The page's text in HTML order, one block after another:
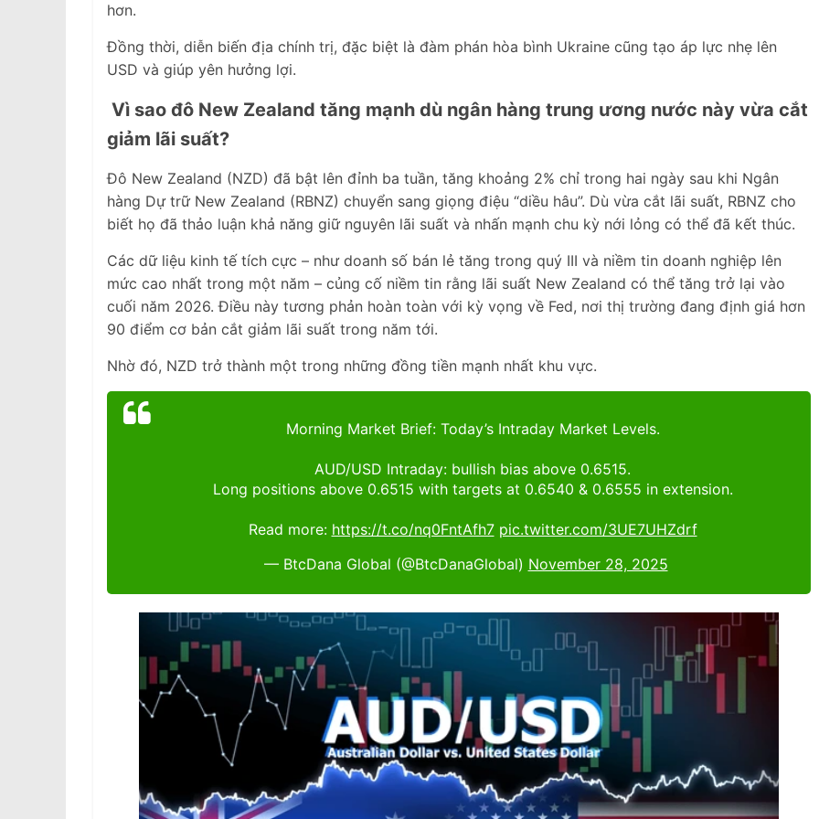
hơn.
Đồng thời, diễn biến địa chính trị, đặc biệt là đàm phán hòa bình Ukraine cũng tạo áp lực nhẹ lên
USD và giúp yên hưởng lợi.
Vì sao đô New Zealand tăng mạnh dù ngân hàng trung ương nước này vừa cắt
giảm lãi suất?
Đô New Zealand (NZD) đã bật lên đỉnh ba tuần, tăng khoảng 2% chỉ trong hai ngày sau khi Ngân
hàng Dự trữ New Zealand (RBNZ) chuyển sang giọng điệu “diều hâu”. Dù vừa cắt lãi suất, RBNZ cho
biết họ đã thảo luận khả năng giữ nguyên lãi suất và nhấn mạnh chu kỳ nới lỏng có thể đã kết thúc.
Các dữ liệu kinh tế tích cực – như doanh số bán lẻ tăng trong quý III và niềm tin doanh nghiệp lên
mức cao nhất trong một năm – củng cố niềm tin rằng lãi suất New Zealand có thể tăng trở lại vào
cuối năm 2026. Điều này tương phản hoàn toàn với kỳ vọng về Fed, nơi thị trường đang định giá hơn
90 điểm cơ bản cắt giảm lãi suất trong năm tới.
Nhờ đó, NZD trở thành một trong những đồng tiền mạnh nhất khu vực.
Morning Market Brief: Today’s Intraday Market Levels.
AUD/USD Intraday: bullish bias above 0.6515.
Long positions above 0.6515 with targets at 0.6540 & 0.6555 in extension.
Read more: https://t.co/nq0FntAfh7 pic.twitter.com/3UE7UHZdrf
— BtcDana Global (@BtcDanaGlobal) November 28, 2025